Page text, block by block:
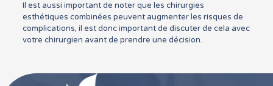
Il est aussi important de noter que les chirurgies
esthétiques combinées peuvent augmenter les risques de
complications, il est donc important de discuter de cela avec
votre chirurgien avant de prendre une décision.